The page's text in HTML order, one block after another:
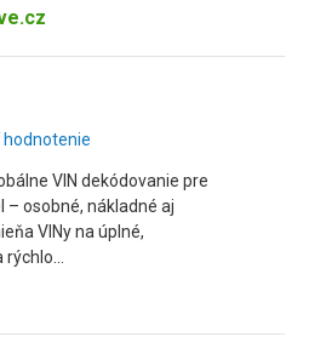
hodnotenie
VIN dekódovanie pre
– osobné, nákladné aj
VINy na úplné,